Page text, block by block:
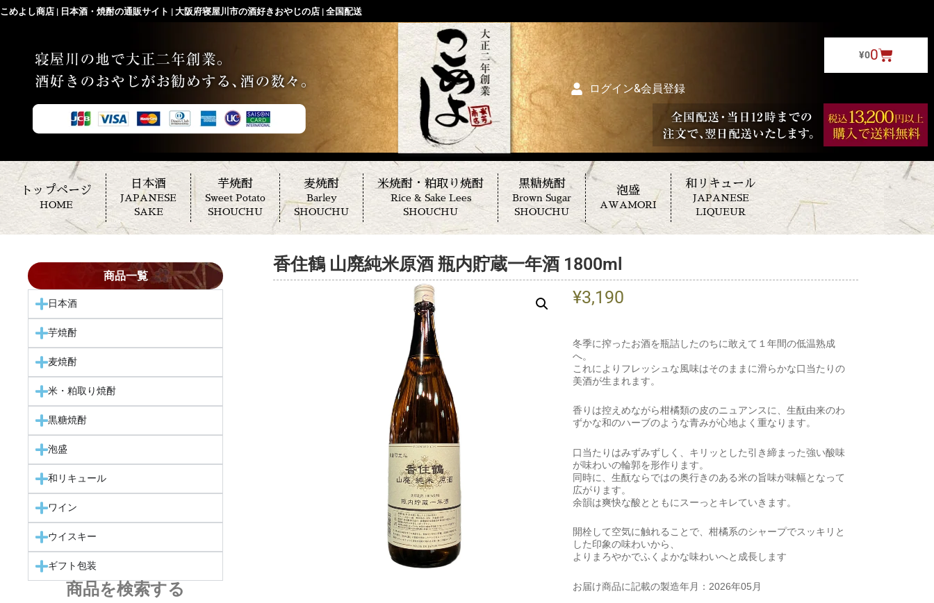
こめよし商店 | 日本酒・焼酎の通販サイト | 大阪府寝屋川市の酒好きおやじの店 | 全国配送
¥00
ログイン&会員登録
トップページ
HOME
日本酒
JAPANESE
SAKE
芋焼酎
Sweet Potato
SHOUCHU
麦焼酎
Barley
SHOUCHU
米焼酎・粕取り焼酎
Rice & Sake Lees
SHOUCHU
黒糖焼酎
Brown Sugar
SHOUCHU
泡盛
AWAMORI
和リキュール
JAPANESE
LIQUEUR
商品一覧
日本酒
芋焼酎
麦焼酎
米・粕取り焼酎
黒糖焼酎
泡盛
和リキュール
ワイン
ウイスキー
ギフト包装
商品を検索する
香住鶴 山廃純米原酒 瓶内貯蔵一年酒 1800ml
¥3,190
冬季に搾ったお酒を瓶詰したのちに敢えて１年間の低温熟成
へ。
これによりフレッシュな風味はそのままに滑らかな口当たりの
美酒が生まれます。
香りは控えめながら柑橘類の皮のニュアンスに、生酛由来のわ
ずかな和のハーブのような青みが心地よく重なります。
口当たりはみずみずしく、キリッとした引き締まった強い酸味
が味わいの輪郭を形作ります。
同時に、生酛ならではの奥行きのある米の旨味が味幅となって
広がります。
余韻は爽快な酸とともにスーっとキレていきます。
開栓して空気に触れることで、柑橘系のシャープでスッキリと
した印象の味わいから、
よりまろやかでふくよかな味わいへと成長します
お届け商品に記載の製造年月：2026年05月